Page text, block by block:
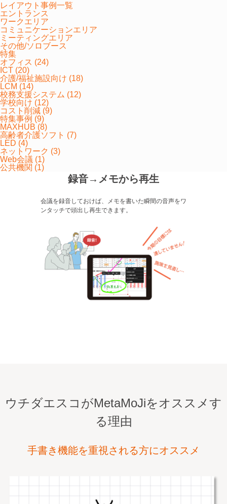
レイアウト事例一覧
エントランス
ワークエリア
コミュニケーションエリア
ミーティングエリア
その他/ソロブース
特集
オフィス (24)
ICT (20)
介護/福祉施設向け (18)
LCM (14)
校務支援システム (12)
学校向け (12)
コスト削減 (9)
特集事例 (9)
MAXHUB (8)
高齢者介護ソフト (7)
LED (4)
ネットワーク (3)
Web会議 (1)
公共機関 (1)
紙の資料と同様に、自分だけのメモも残せて後からの
振り返りをサポートします。
録音→メモから再生
会議を録音しておけば、メモを書いた瞬間の音声をワ
ンタッチで頭出し再生できます。
ウチダエスコがMetaMoJiをオススメす
る理由
手書き機能を重視される方にオススメ